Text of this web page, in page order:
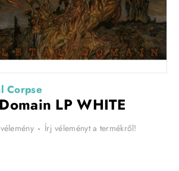
Corpse
LP WHITE
- Írj véleményt a termékről!